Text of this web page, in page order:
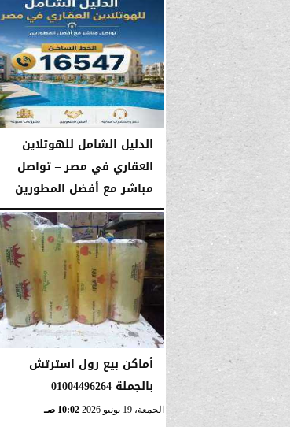
الأحد، 2 أغسطس 2026 11:48 صـ
الدليل الشامل للهوتلاين
العقاري في مصر – تواصل
مباشر مع أفضل المطورين
الجمعة، 19 يونيو 2026 08:10 صـ
أماكن بيع رول استرتش
بالجملة 01004496264
الجمعة، 19 يونيو 2026 10:02 صـ